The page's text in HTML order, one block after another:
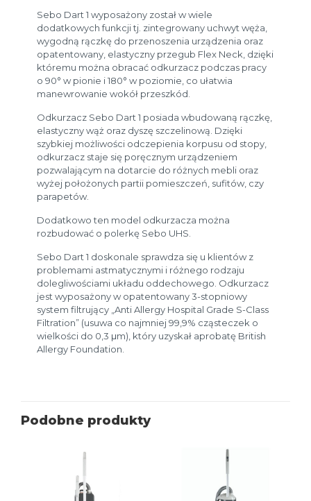
Sebo Dart 1 wyposażony został w wiele
dodatkowych funkcji tj. zintegrowany uchwyt węża,
wygodną rączkę do przenoszenia urządzenia oraz
opatentowany, elastyczny przegub Flex Neck, dzięki
któremu można obracać odkurzacz podczas pracy
o 90° w pionie i 180° w poziomie, co ułatwia
manewrowanie wokół przeszkód.
Odkurzacz Sebo Dart 1 posiada wbudowaną rączkę,
elastyczny wąż oraz dyszę szczelinową. Dzięki
szybkiej możliwości odczepienia korpusu od stopy,
odkurzacz staje się poręcznym urządzeniem
pozwalającym na dotarcie do różnych mebli oraz
wyżej położonych partii pomieszczeń, sufitów, czy
parapetów.
Dodatkowo ten model odkurzacza można
rozbudować o polerkę Sebo UHS.
Sebo Dart 1 doskonale sprawdza się u klientów z
problemami astmatycznymi i różnego rodzaju
dolegliwościami układu oddechowego. Odkurzacz
jest wyposażony w opatentowany 3-stopniowy
system filtrujący „Anti Allergy Hospital Grade S-Class
Filtration” (usuwa co najmniej 99,9% cząsteczek o
wielkości do 0,3 μm), który uzyskał aprobatę British
Allergy Foundation.
Podobne produkty